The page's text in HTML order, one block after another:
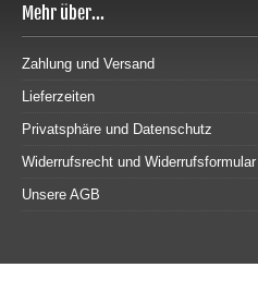
Mehr über...
Zahlung und Versand
Lieferzeiten
Privatsphäre und Datenschutz
Widerrufsrecht und Widerrufsformular
Unsere AGB